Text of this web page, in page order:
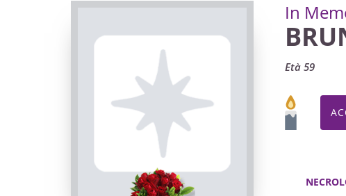
In
Età 59